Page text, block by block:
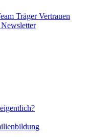
TrägerVertrauen